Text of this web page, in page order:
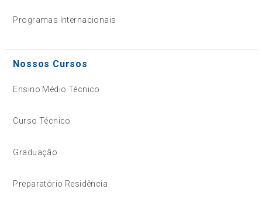
Programas Internacionais
Nossos Cursos
Ensino Médio Técnico
Curso Técnico
Graduação
Preparatório Residência